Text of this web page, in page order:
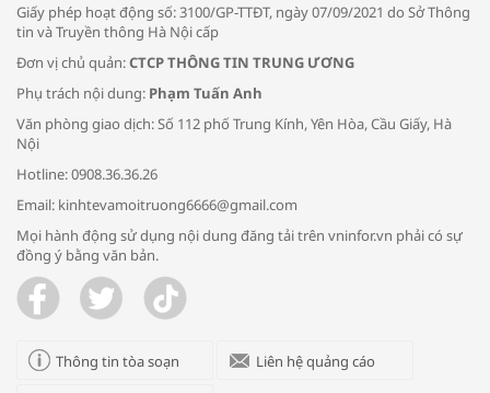
Bác sĩ tư vấn cách phòng tránh bệnh
đường hô hấp trong thời tiết giao mùa
Trao yêu thương cho em
Giấy phép hoạt động số: 3100/GP-TTĐT, ngày 07/09/2021 do Sở Thông
tin và Truyền thông Hà Nội cấp
Đơn vị chủ quản:CTCP THÔNG TIN TRUNG ƯƠNG
Phụ trách nội dung: Phạm Tuấn Anh
Văn phòng giao dịch: Số 112 phố Trung Kính, Yên Hòa, Cầu Giấy, Hà
Nội
Hotline: 0908.36.36.26
Email: kinhtevamoitruong6666@gmail.com
Mọi hành động sử dụng nội dung đăng tải trên vninfor.vn phải có sự
đồng ý bằng văn bản.
Thông tin tòa soạn Liên hệ quảng cáo